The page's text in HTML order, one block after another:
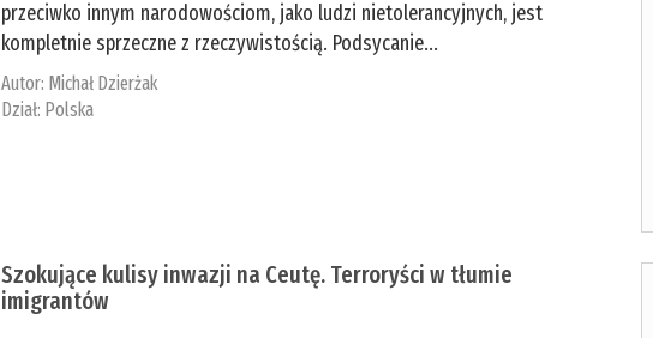
przeciwko innym narodowościom, jako ludzi nietolerancyjnych, jest
kompletnie sprzeczne z rzeczywistością. Podsycanie...
Autor: Michał Dzierżak
Dział: Polska
Szokujące kulisy inwazji na Ceutę. Terroryści w tłumie
imigrantów